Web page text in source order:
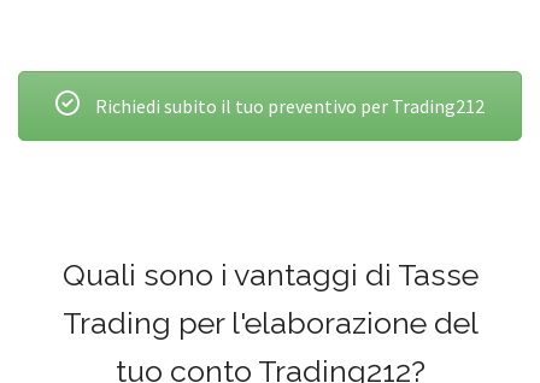
Richiedi subito il tuo preventivo per Trading212
Quali sono i vantaggi di Tasse
Trading per l'elaborazione del
tuo conto Trading212?